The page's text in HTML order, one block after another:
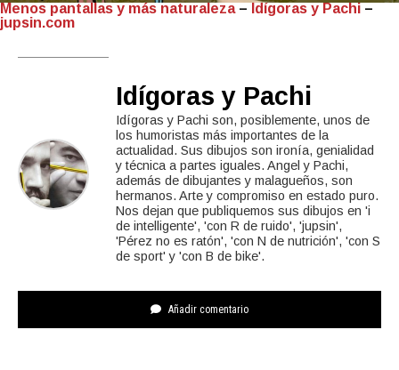
Menos pantallas y más naturaleza– Idígoras y Pachi –
jupsin.com
Idígoras y Pachi
Idígoras y Pachi son, posiblemente, unos de
los humoristas más importantes de la
actualidad. Sus dibujos son ironía, genialidad
y técnica a partes iguales. Angel y Pachi,
además de dibujantes y malagueños, son
hermanos. Arte y compromiso en estado puro.
Nos dejan que publiquemos sus dibujos en 'i
de intelligente', 'con R de ruido', 'jupsin',
'Pérez no es ratón', 'con N de nutrición', 'con S
de sport' y 'con B de bike'.
Añadir comentario